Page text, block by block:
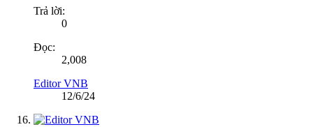
Trả lời:
0
Đọc:
2,008
Editor VNB
12/6/24